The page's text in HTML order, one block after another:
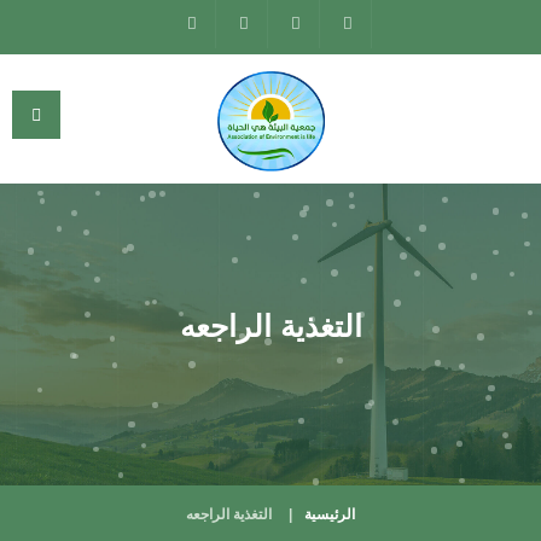
التغذية الراجعه
الرئيسية التغذية الراجعه